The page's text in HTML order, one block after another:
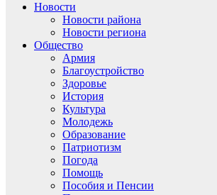
Новости
Новости района
Новости региона
Общество
Армия
Благоустройство
Здоровье
История
Культура
Молодежь
Образование
Патриотизм
Погода
Помощь
Пособия и Пенсии